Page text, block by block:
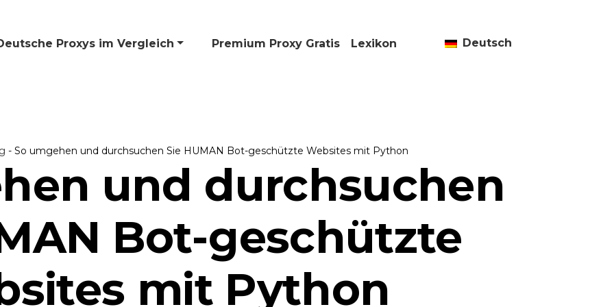
Proxys im Vergleich 🎁 Premium Proxy Gratis Lexikon Deutsch
- So umgehen und durchsuchen Sie HUMAN Bot-geschützte Websites mit Python
und durchsuchen
Bot-geschützte
mit Python